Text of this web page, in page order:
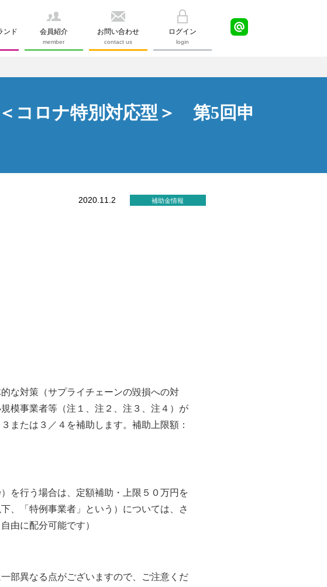
ンド 会員紹介
member
お問い合わせ
contact us
ログイン
login
コロナ特別対応型＞ 第5回申
2020.11.2 補助金情報
な対策（サプライチェーンの毀損への対
模事業者等（注１、注２、注３、注４）が
または３／４を補助します。補助上限額：
を行う場合は、定額補助・上限５０万円を
、「特例事業者」という）については、さ
由に配分可能です）
部異なる点がございますので、ご注意くだ